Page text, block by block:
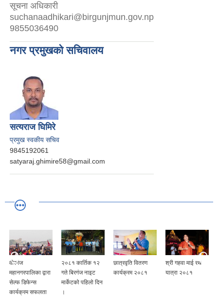
सूचना अधिकारी
suchanaadhikari@birgunjmun.gov.np
9855036490
नगर प्रमुखको सचिवालय
सत्यराज घिमिरे
प्रमुख स्वकीय सचिव
9845192061
satyaraj.ghimire58@gmail.com
वीरगंज
महानगरपालिका द्वारा
सेल्फ डिफेन्स
कार्यक्रम सफलता
२०८१ कार्तिक १२
गते बिरगंज नाइट
मार्केटको पहिलो दिन
।
छात्रवृति वितरण
कार्यक्रम २०८१
श्री गहवा माई रथ
यात्रा २०८१